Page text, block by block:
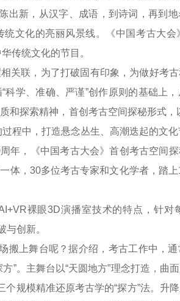
新，从汉字、成语，到诗词，再到
文化的亮丽风景线。《中国考古大会
传统文化的节目。
联，为了打破固有印象，为做好考古
科学、准确、严谨”创作原则的基础上
和探索精神，首创考古空间探秘形式，
程中，打造悬念丛生、高潮迭起的文化
，《中国考古大会》首创考古空间探
体，30多位考古专家和文化学者，踏
裸眼3D演播室技术的特点，针对
与创新。
上舞台呢？据介绍，考古工作中，通
”。主舞台以“天圆地方”理念打造，曲
个规模精准还原考古学的“探方”法。升